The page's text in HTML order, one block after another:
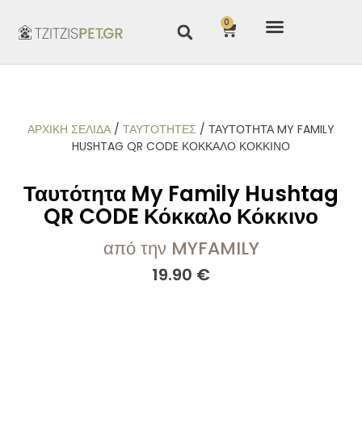
0
ΑΡΧΙΚΉ ΣΕΛΊΔΑ / ΤΑΥΤΟΤΗΤΕΣ / ΤΑΥΤΌΤΗΤΑ MY FAMILY
HUSHTAG QR CODE ΚΌΚΚΑΛΟ ΚΌΚΚΙΝΟ
Ταυτότητα My Family Hushtag
QR CODE Κόκκαλο Κόκκινο
από την MYFAMILY
19.90 €